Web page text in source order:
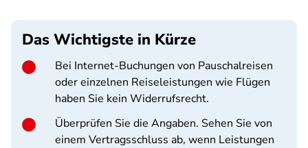
Das Wichtigste in Kürze
Bei Internet-Buchungen von Pauschalreisen
oder einzelnen Reiseleistungen wie Flügen
haben Sie kein Widerrufsrecht.
Überprüfen Sie die Angaben. Sehen Sie von
einem Vertragsschluss ab, wenn Leistungen